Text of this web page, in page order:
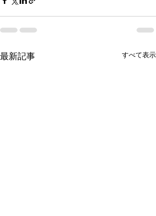
最新記事 すべて表示